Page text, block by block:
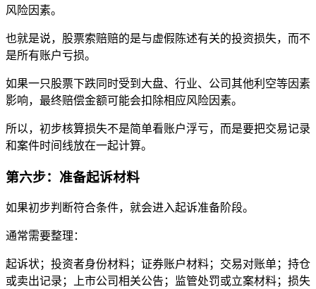
风险因素。
也就是说，股票索赔赔的是与虚假陈述有关的投资损失，而不
是所有账户亏损。
如果一只股票下跌同时受到大盘、行业、公司其他利空等因素
影响，最终赔偿金额可能会扣除相应风险因素。
所以，初步核算损失不是简单看账户浮亏，而是要把交易记录
和案件时间线放在一起计算。
第六步：准备起诉材料
如果初步判断符合条件，就会进入起诉准备阶段。
通常需要整理：
起诉状；投资者身份材料；证券账户材料；交易对账单；持仓
或卖出记录；上市公司相关公告；监管处罚或立案材料；损失